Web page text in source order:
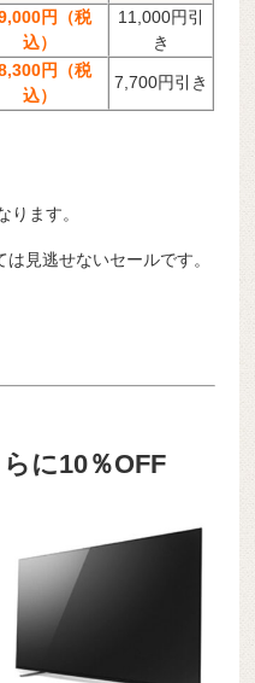
円（税
込）
11,000円引
き
円（税
込）
7,700円引き
ります。
見逃せないセールです。
に10％OFF